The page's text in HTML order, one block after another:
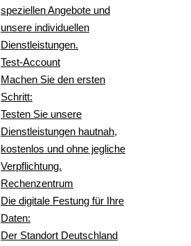
speziellen Angebote und
unsere individuellen
Dienstleistungen.
Test-Account
Machen Sie den ersten
Schritt:
Testen Sie unsere
Dienstleistungen hautnah,
kostenlos und ohne jegliche
Verpflichtung.
Rechenzentrum
Die digitale Festung für Ihre
Daten:
Der Standort Deutschland